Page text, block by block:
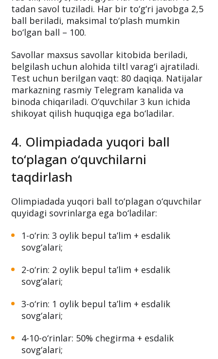
tadan savol tuziladi. Har bir to‘g‘ri javobga 2,5
ball beriladi, maksimal to‘plash mumkin
bo‘lgan ball – 100.
Savollar maxsus savollar kitobida beriladi,
belgilash uchun alohida tiltl varag‘i ajratiladi.
Test uchun berilgan vaqt: 80 daqiqa. Natijalar
markazning rasmiy Telegram kanalida va
binoda chiqariladi. O‘quvchilar 3 kun ichida
shikoyat qilish huquqiga ega bo‘ladilar.
4. Olimpiadada yuqori ball
to‘plagan o‘quvchilarni
taqdirlash
Olimpiadada yuqori ball to‘plagan o‘quvchilar
quyidagi sovrinlarga ega bo‘ladilar:
1-o‘rin: 3 oylik bepul ta’lim + esdalik
sovg‘alari;
2-o‘rin: 2 oylik bepul ta’lim + esdalik
sovg‘alari;
3-o‘rin: 1 oylik bepul ta’lim + esdalik
sovg‘alari;
4-10-o‘rinlar: 50% chegirma + esdalik
sovg‘alari;